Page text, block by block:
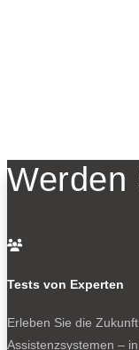
Werden

Tests von Experten
Erleben Sie die
Assistenzsystemen –